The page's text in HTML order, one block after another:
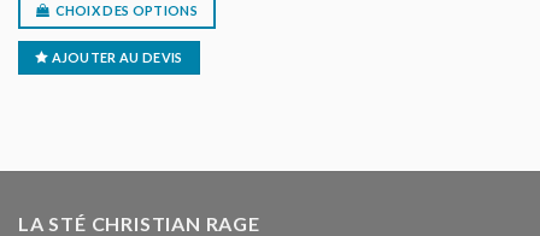
CHOIX DES OPTIONS
AJOUTER AU DEVIS
LA STÉ CHRISTIAN RAGE